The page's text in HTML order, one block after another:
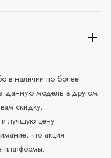
в наличии по более
данную модель в другом
скидку,
лучшую цену
что акция
платформы.